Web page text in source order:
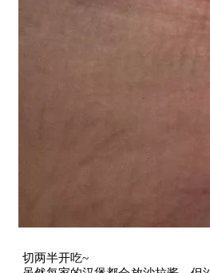
切两半开吃~